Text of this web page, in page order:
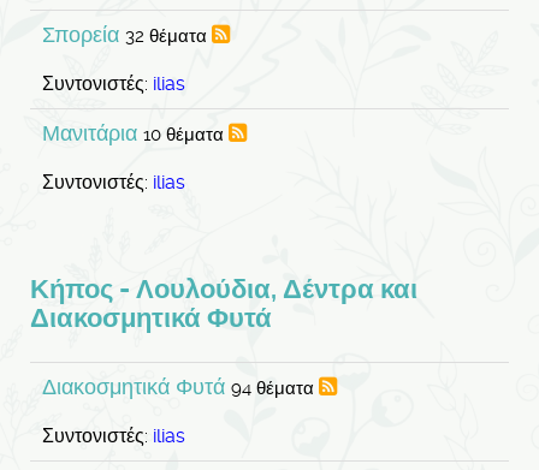
Σπορεία 32 θέματα
Συντονιστές: ilias
Μανιτάρια 10 θέματα
Συντονιστές: ilias
Κήπος - Λουλούδια, Δέντρα και
Διακοσμητικά Φυτά
Διακοσμητικά Φυτά 94 θέματα
Συντονιστές: ilias